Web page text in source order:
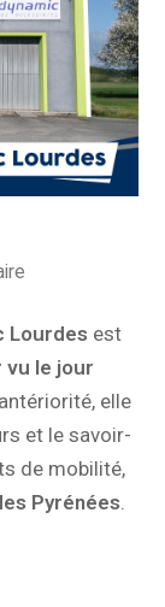
Lourdes est
vu le jour
elle
et le savoir-
de mobilité,
Pyrénées